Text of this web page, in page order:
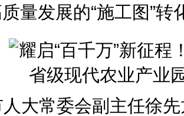
量发展的“施工图”转
大常委会副主任徐